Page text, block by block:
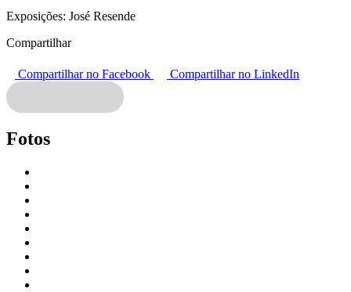
Exposições: José Resende
Compartilhar
Compartilhar no Facebook Compartilhar no LinkedIn
Fotos